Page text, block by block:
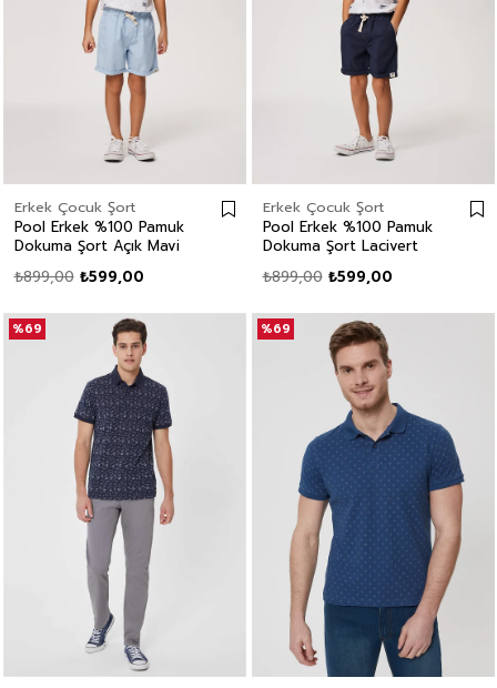
Erkek Çocuk Şort
Pool Erkek %100 Pamuk
Dokuma Şort Açık Mavi
₺599,00
₺899,00
Erkek Çocuk Şort
Pool Erkek %100 Pamuk
Dokuma Şort Lacivert
₺599,00
₺899,00
%69 %69